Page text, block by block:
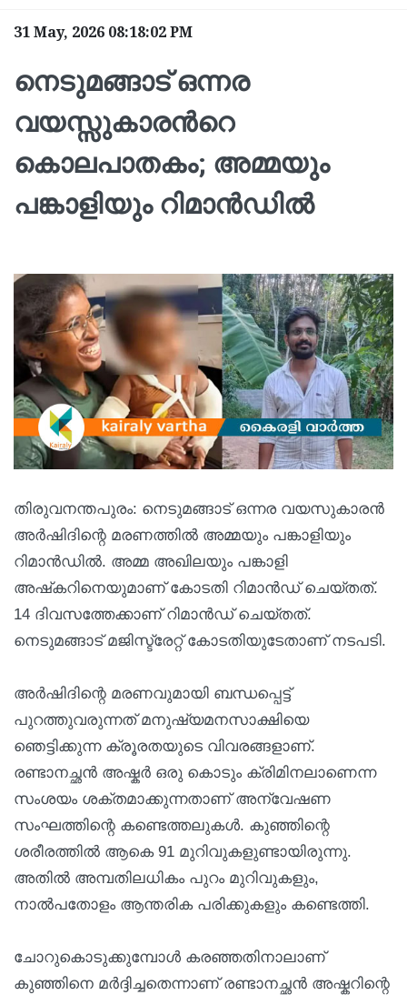
31 May, 2026 08:18:02 PM
നെടുമങ്ങാട് ഒന്നര
വയസ്സുകാരന്‍റെ
കൊലപാതകം; അമ്മയും
പങ്കാളിയും റിമാന്‍ഡില്‍
തിരുവനന്തപുരം: നെടുമങ്ങാട് ഒന്നര വയസുകാരന്‍
അര്‍ഷിദിന്റെ മരണത്തില്‍ അമ്മയും പങ്കാളിയും
റിമാൻഡിൽ. അമ്മ അഖിലയും പങ്കാളി
അഷ്‌കറിനെയുമാണ് കോടതി റിമാൻഡ് ചെയ്തത്.
14 ദിവസത്തേക്കാണ് റിമാൻഡ് ചെയ്തത്.
നെടുമങ്ങാട് മജിസ്ട്രേറ്റ് കോടതിയുടേതാണ് നടപടി.
അർഷിദിന്റെ മരണവുമായി ബന്ധപ്പെട്ട്
പുറത്തുവരുന്നത് മനുഷ്യമനസാക്ഷിയെ
ഞെട്ടിക്കുന്ന ക്രൂരതയുടെ വിവരങ്ങളാണ്.
രണ്ടാനച്ഛൻ അഷ്കർ ഒരു കൊടും ക്രിമിനലാണെന്ന
സംശയം ശക്തമാക്കുന്നതാണ് അന്വേഷണ
സംഘത്തിന്റെ കണ്ടെത്തലുകൾ. കുഞ്ഞിന്റെ
ശരീരത്തിൽ ആകെ 91 മുറിവുകളുണ്ടായിരുന്നു.
അതിൽ അമ്പതിലധികം പുറം മുറിവുകളും,
നാല്‍പതോളം ആന്തരിക പരിക്കുകളും കണ്ടെത്തി.
ചോറുകൊടുക്കുമ്പോൾ കരഞ്ഞതിനാലാണ്
കുഞ്ഞിനെ മർദ്ദിച്ചതെന്നാണ് രണ്ടാനച്ഛൻ അഷ്കറിന്റെ